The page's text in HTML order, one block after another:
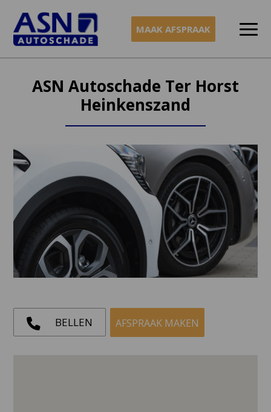
MAAK AFSPRAAK
ASN Autoschade Ter Horst
Heinkenszand
BELLEN AFSPRAAK MAKEN